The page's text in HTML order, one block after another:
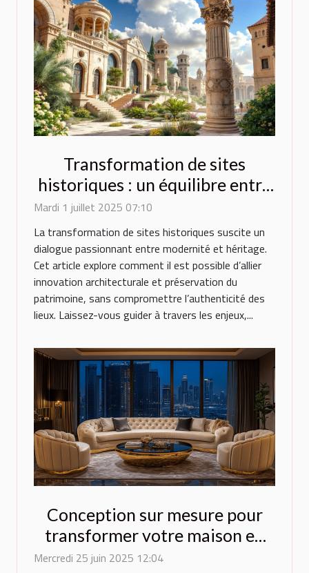
Transformation de sites
historiques : un équilibre entre
innovation et préservation
Mardi 1 juillet 2025 07:10
La transformation de sites historiques suscite un
dialogue passionnant entre modernité et héritage.
Cet article explore comment il est possible d’allier
innovation architecturale et préservation du
patrimoine, sans compromettre l’authenticité des
lieux. Laissez-vous guider à travers les enjeux,...
Conception sur mesure pour
transformer votre maison en
espace de luxe
Mercredi 25 juin 2025 12:04